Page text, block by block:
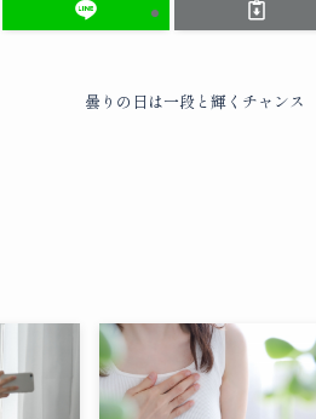
曇りの日は一段と輝くチャンス